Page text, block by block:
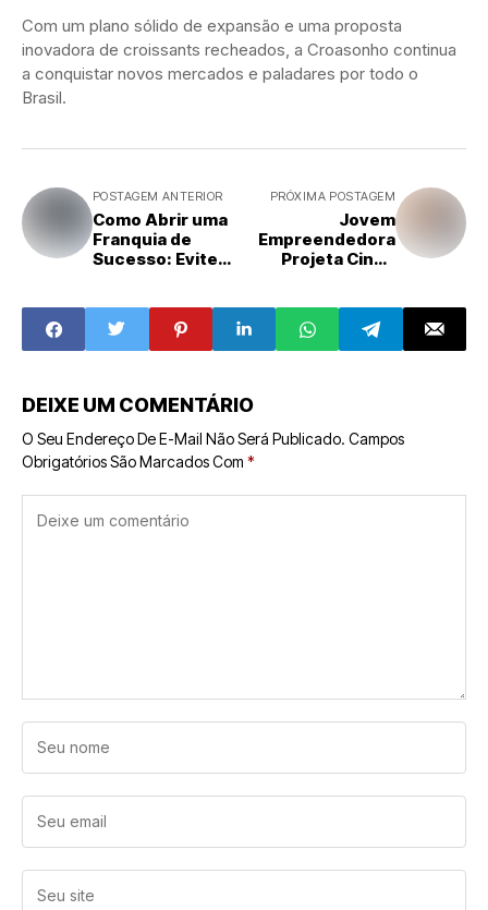
Com um plano sólido de expansão e uma proposta
inovadora de croissants recheados, a Croasonho continua
a conquistar novos mercados e paladares por todo o
Brasil.
POSTAGEM ANTERIOR
Como Abrir uma
Franquia de
Sucesso: Evite
PRÓXIMA POSTAGEM
Jovem
Empreendedora
Projeta Cinco
Cinco Anos
DEIXE UM COMENTÁRIO
O Seu Endereço De E-Mail Não Será Publicado. Campos
Obrigatórios São Marcados Com *